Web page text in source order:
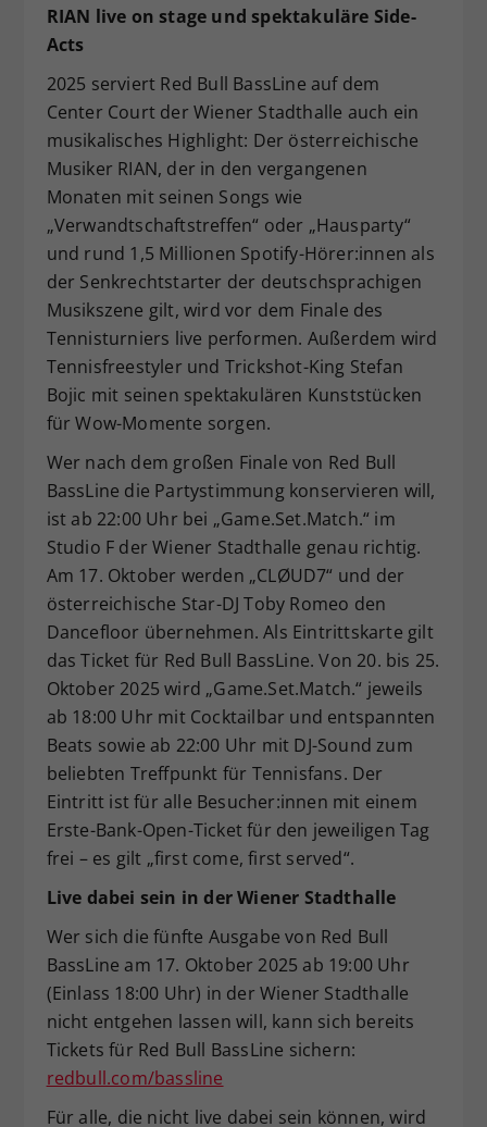
RIAN live on stage und spektakuläre Side-
Acts
2025 serviert Red Bull BassLine auf dem
Center Court der Wiener Stadthalle auch ein
musikalisches Highlight: Der österreichische
Musiker RIAN, der in den vergangenen
Monaten mit seinen Songs wie
„Verwandtschaftstreffen“ oder „Hausparty“
und rund 1,5 Millionen Spotify-Hörer:innen als
der Senkrechtstarter der deutschsprachigen
Musikszene gilt, wird vor dem Finale des
Tennisturniers live performen. Außerdem wird
Tennisfreestyler und Trickshot-King Stefan
Bojic mit seinen spektakulären Kunststücken
für Wow-Momente sorgen.
Wer nach dem großen Finale von Red Bull
BassLine die Partystimmung konservieren will,
ist ab 22:00 Uhr bei „Game.Set.Match.“ im
Studio F der Wiener Stadthalle genau richtig.
Am 17. Oktober werden „CLØUD7“ und der
österreichische Star-DJ Toby Romeo den
Dancefloor übernehmen. Als Eintrittskarte gilt
das Ticket für Red Bull BassLine. Von 20. bis 25.
Oktober 2025 wird „Game.Set.Match.“ jeweils
ab 18:00 Uhr mit Cocktailbar und entspannten
Beats sowie ab 22:00 Uhr mit DJ-Sound zum
beliebten Treffpunkt für Tennisfans. Der
Eintritt ist für alle Besucher:innen mit einem
Erste-Bank-Open-Ticket für den jeweiligen Tag
frei – es gilt „first come, first served“.
Live dabei sein in der Wiener Stadthalle
Wer sich die fünfte Ausgabe von Red Bull
BassLine am 17. Oktober 2025 ab 19:00 Uhr
(Einlass 18:00 Uhr) in der Wiener Stadthalle
nicht entgehen lassen will, kann sich bereits
Tickets für Red Bull BassLine sichern:
redbull.com/bassline
Für alle, die nicht live dabei sein können, wird